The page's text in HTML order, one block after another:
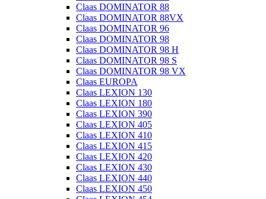
Claas DOMINATOR 88
Claas DOMINATOR 88VX
Claas DOMINATOR 96
Claas DOMINATOR 98
Claas DOMINATOR 98 H
Claas DOMINATOR 98 S
Claas DOMINATOR 98 VX
Claas EUROPA
Claas LEXION 130
Claas LEXION 180
Claas LEXION 390
Claas LEXION 405
Claas LEXION 410
Claas LEXION 415
Claas LEXION 420
Claas LEXION 430
Claas LEXION 440
Claas LEXION 450